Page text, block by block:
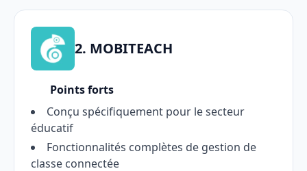
2. MOBITEACH
Points forts
Conçu spécifiquement pour le secteur
éducatif
Fonctionnalités complètes de gestion de
classe connectée